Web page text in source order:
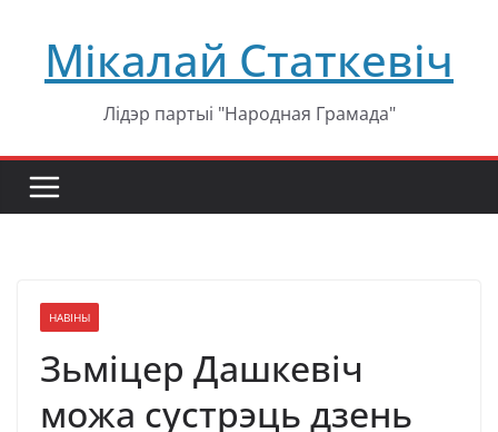
содержимому
Мікалай Статкевіч
Лідэр партыі "Народная Грамада"
НАВІНЫ
Зьміцер Дашкевіч
можа сустрэць дзень